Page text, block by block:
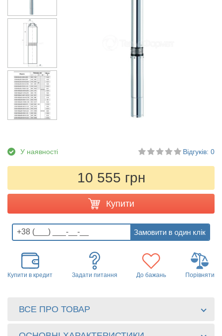
У наявності Відгуків: 0
10 555 грн
Купити
Купити в кредит Задати питання До бажань Порівняти
ВСЕ ПРО ТОВАР